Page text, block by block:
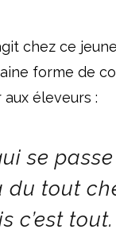
chez ce
forme de
éleveurs :
se
du tout
c’est